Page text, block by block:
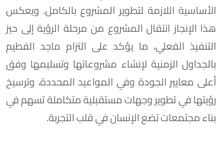
الأساسية اللازمة لتطوير المشروع بالكامل. ويعكس
هذا الإنجاز انتقال المشروع من مرحلة الرؤية إلى حيز
التنفيذ الفعلي، ما يؤكد على التزام ماجد الفطيم
بالجداول الزمنية لإنشاء مشروعاتها وتسليمها وفق
أعلى معايير الجودة وفي المواعيد المحددة، وترسيخ
رؤيتها في تطوير وجهات مستقبلية متكاملة تسهم في
بناء مجتمعات تضع الإنسان في قلب التجربة.